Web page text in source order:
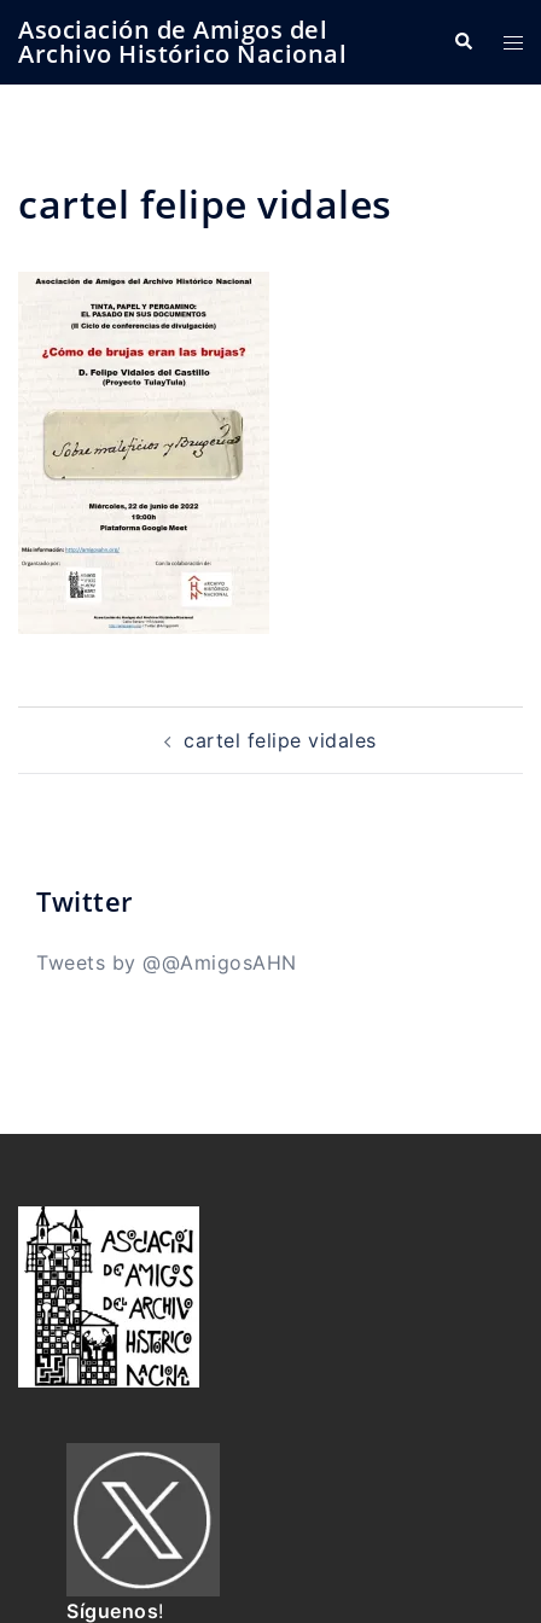
Asociación de Amigos del
Archivo Histórico Nacional Buscar
cartel felipe vidales
Navegación
entradas
cartel felipe vidales
Twitter
Tweets by @@AmigosAHN
Síguenos!